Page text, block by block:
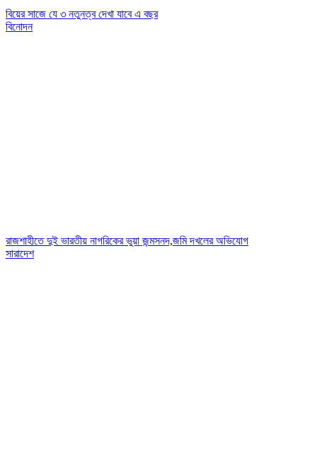
বিয়ের সাজে যে ৩ নতুনত্ব দেখা যাবে এ বছর
বিনোদন
রাজশাহীতে দুই ভারতীয় নাগরিকের ভুয়া জন্মসনদ,জমি দখলের অভিযোগ
সারাদেশ